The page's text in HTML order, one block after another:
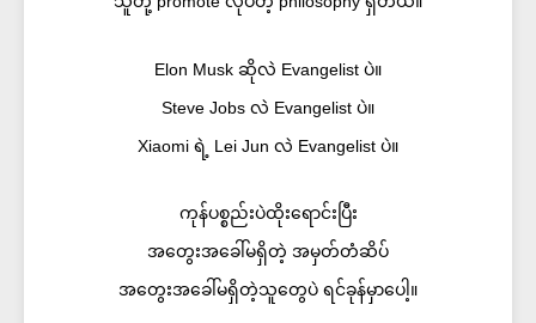
Elon Musk ဆိုလဲ Evangelist ပဲ။
Steve Jobs လဲ Evangelist ပဲ။
Xiaomi ရဲ့ Lei Jun လဲ Evangelist ပဲ။
ကုန်ပစ္စည်းပဲထိုးရောင်းပြီး
အတွေးအခေါ်မရှိတဲ့ အမှတ်တံဆိပ်
အတွေးအခေါ်မရှိတဲ့သူတွေပဲ ရင်ခုန်မှာပေါ့။